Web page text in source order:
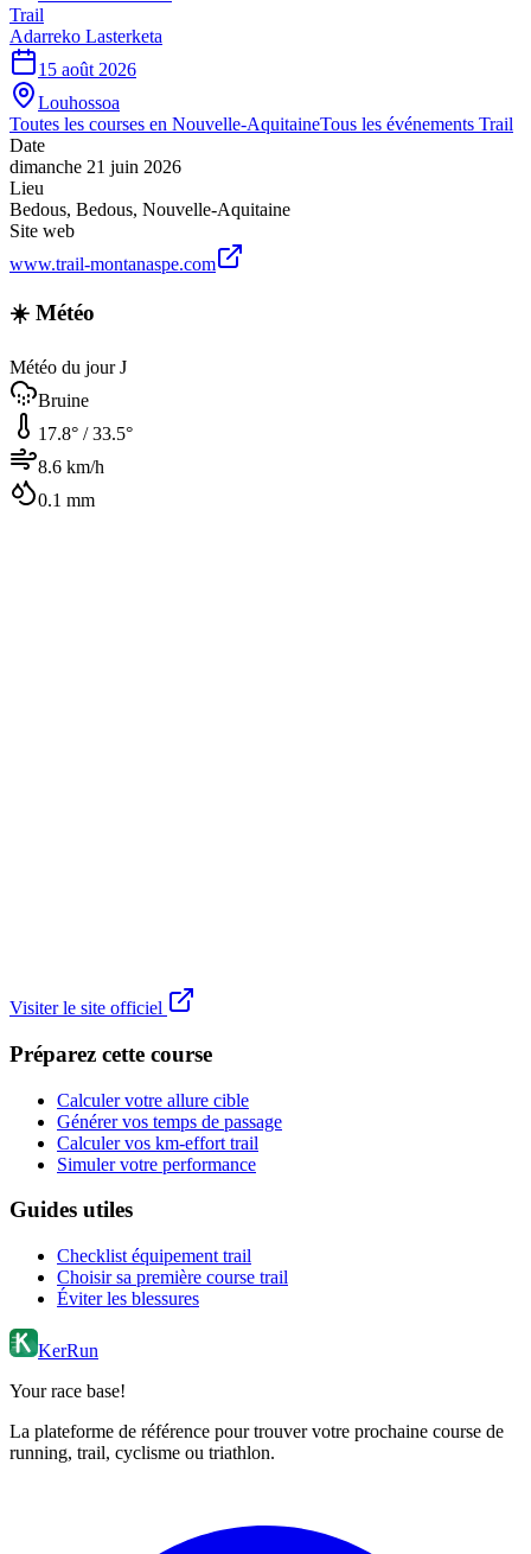
Trail
Adarreko Lasterketa
15 août 2026
Louhossoa
Toutes les courses en Nouvelle-AquitaineTous les événements Trail
Date
dimanche 21 juin 2026
Lieu
Bedous, Bedous, Nouvelle-Aquitaine
Site web
www.trail-montanaspe.com
☀️ Météo
Météo du jour J
Bruine
17.8° /33.5°
8.6 km/h
0.1 mm
Visiter le site officiel
Préparez cette course
Calculer votre allure cible
Générer vos temps de passage
Calculer vos km-effort trail
Simuler votre performance
Guides utiles
Checklist équipement trail
Choisir sa première course trail
Éviter les blessures
KerRun
Your race base!
La plateforme de référence pour trouver votre prochaine course de
running, trail, cyclisme ou triathlon.